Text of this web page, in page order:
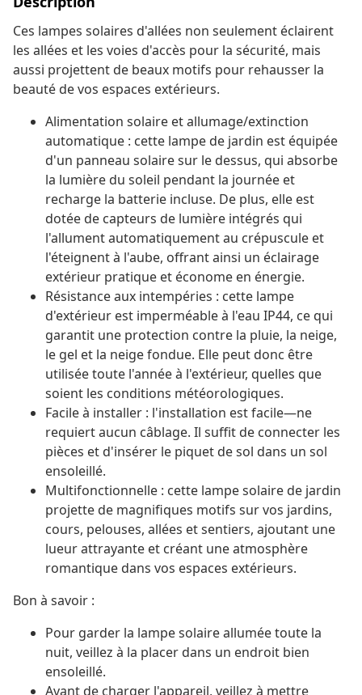
Ces lampes solaires d'allées non seulement éclairent
les allées et les voies d'accès pour la sécurité, mais
aussi projettent de beaux motifs pour rehausser la
beauté de vos espaces extérieurs.
Alimentation solaire et allumage/extinction
automatique : cette lampe de jardin est équipée
d'un panneau solaire sur le dessus, qui absorbe
la lumière du soleil pendant la journée et
recharge la batterie incluse. De plus, elle est
dotée de capteurs de lumière intégrés qui
l'allument automatiquement au crépuscule et
l'éteignent à l'aube, offrant ainsi un éclairage
extérieur pratique et économe en énergie.
Résistance aux intempéries : cette lampe
d'extérieur est imperméable à l'eau IP44, ce qui
garantit une protection contre la pluie, la neige,
le gel et la neige fondue. Elle peut donc être
utilisée toute l'année à l'extérieur, quelles que
soient les conditions météorologiques.
Facile à installer : l'installation est facile—ne
requiert aucun câblage. Il suffit de connecter les
pièces et d'insérer le piquet de sol dans un sol
ensoleillé.
Multifonctionnelle : cette lampe solaire de jardin
projette de magnifiques motifs sur vos jardins,
cours, pelouses, allées et sentiers, ajoutant une
lueur attrayante et créant une atmosphère
romantique dans vos espaces extérieurs.
Bon à savoir :
Pour garder la lampe solaire allumée toute la
nuit, veillez à la placer dans un endroit bien
ensoleillé.
Avant de charger l'appareil, veillez à mettre